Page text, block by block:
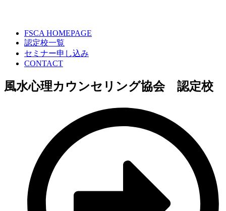
FSCA HOMEPAGE
認定校一覧
セミナー申し込み
CONTACT
風水心理カウンセリング協会 認定校